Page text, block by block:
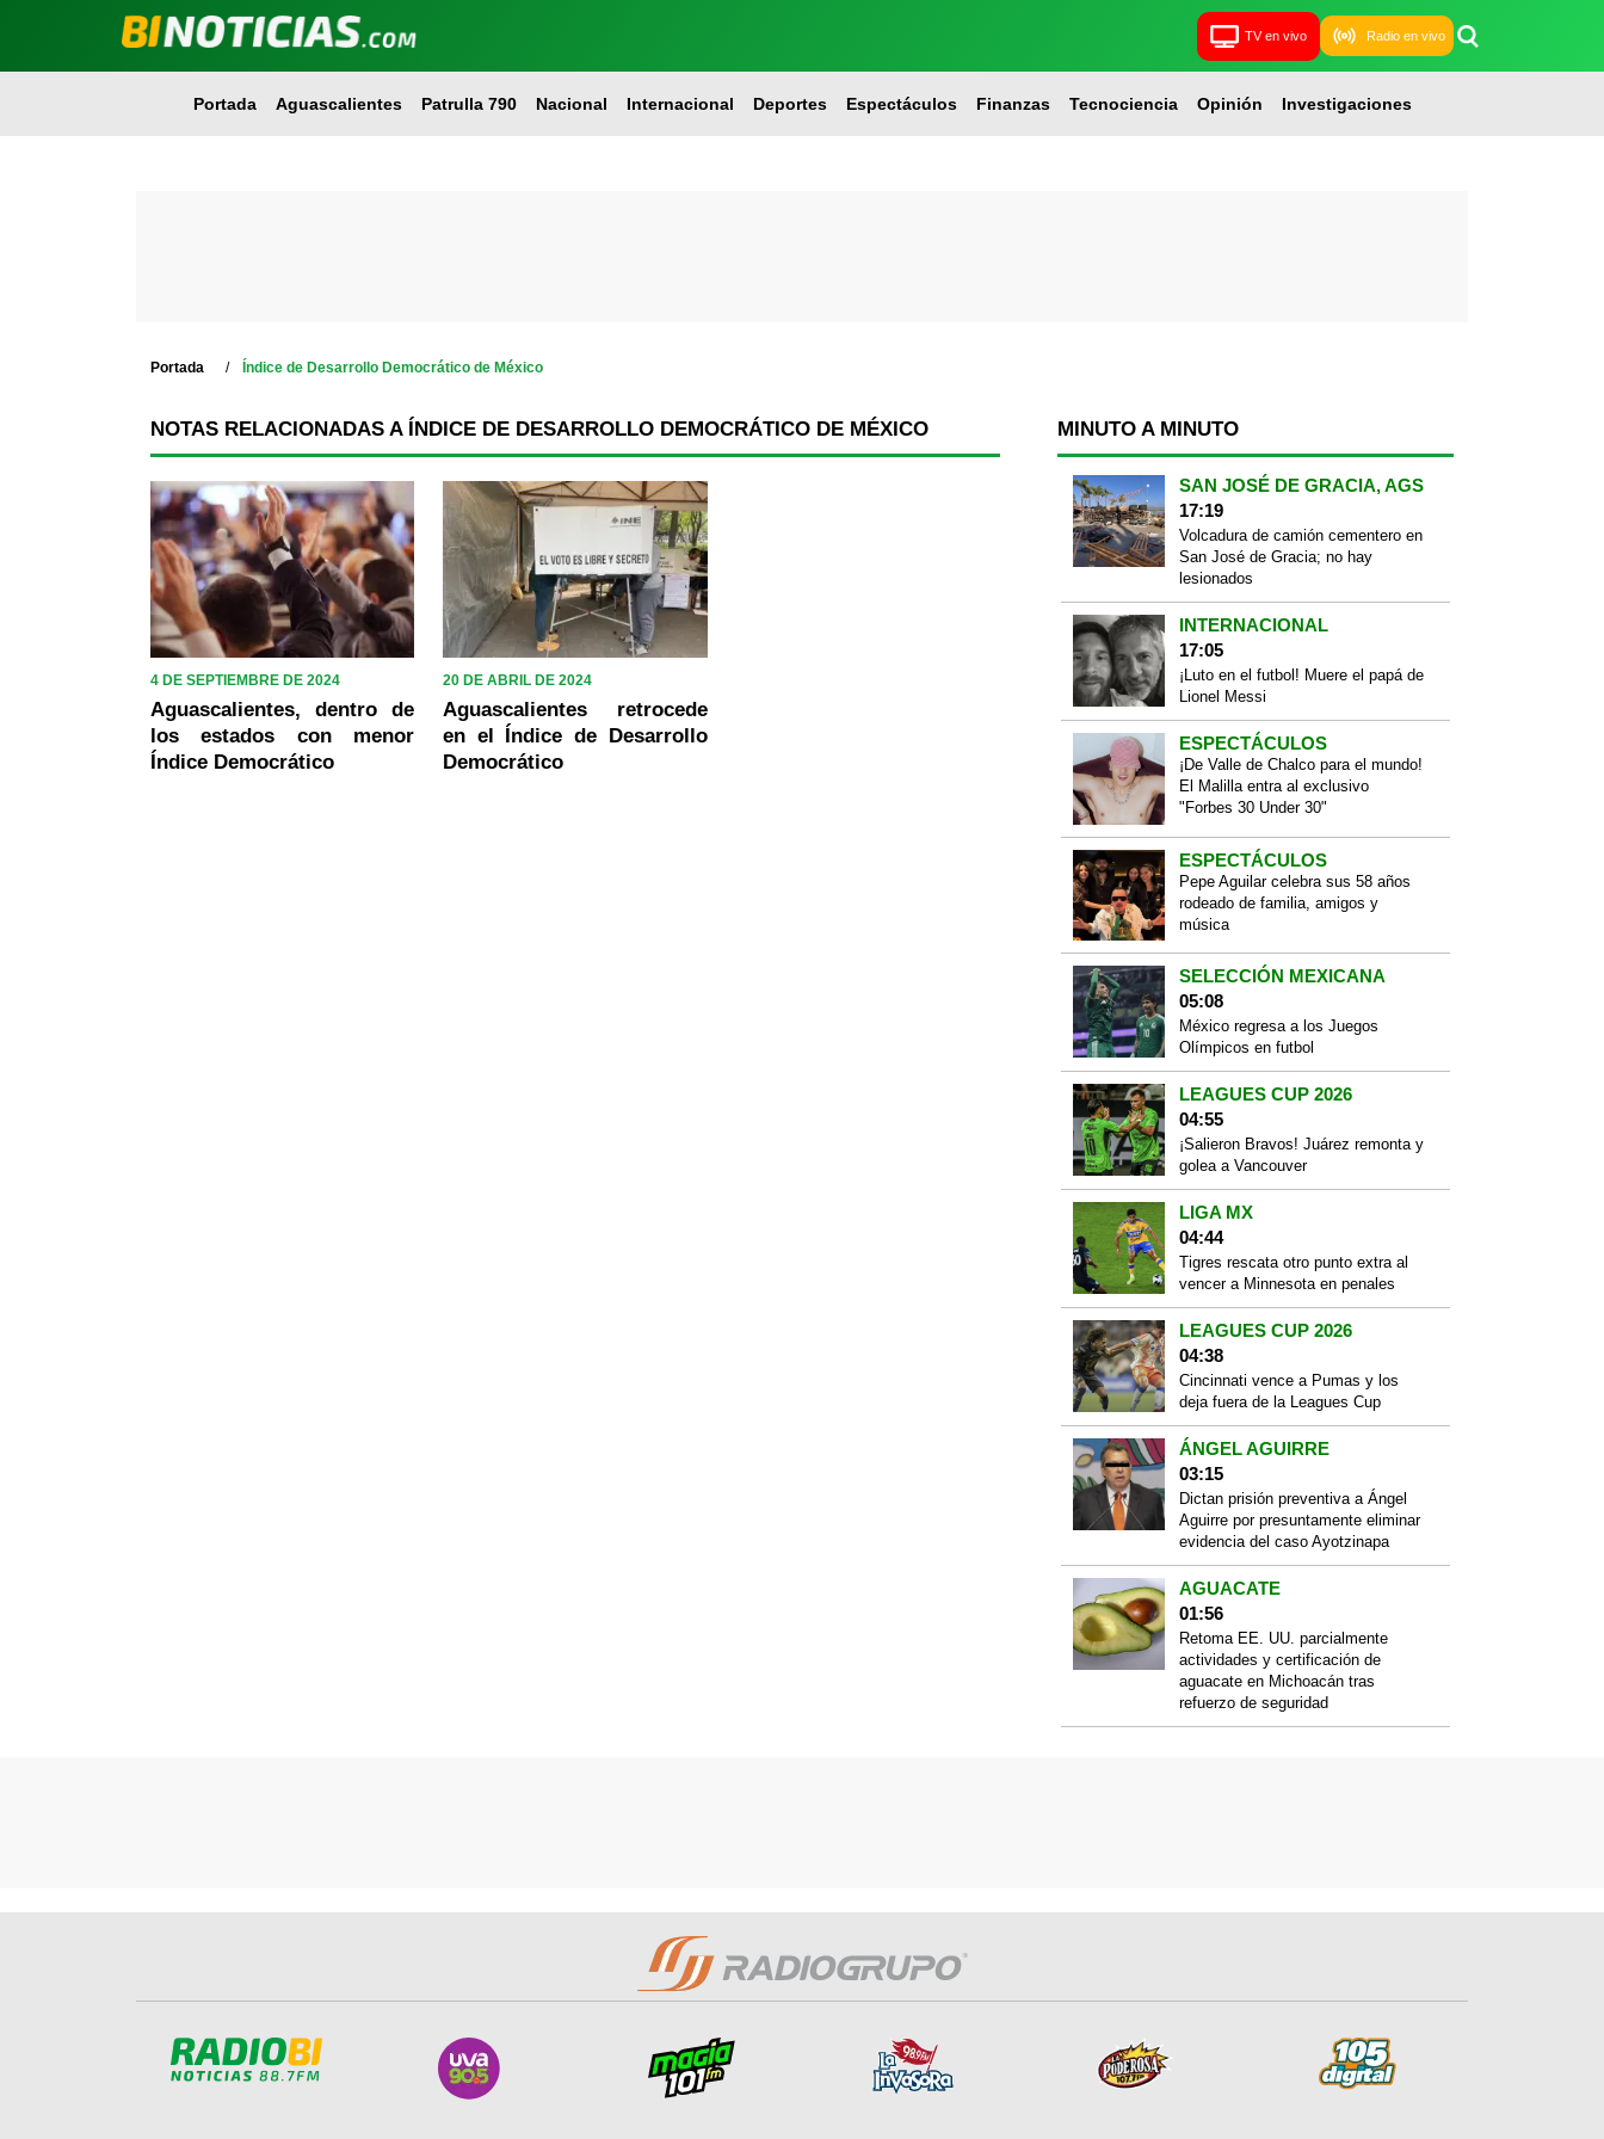
TV en vivo Radio en vivo
Portada Aguascalientes Patrulla 790 Nacional Internacional Deportes Espectáculos Finanzas Tecnociencia Opinión Investigaciones
Portada Índice de Desarrollo Democrático de México
NOTAS RELACIONADAS A ÍNDICE DE DESARROLLO DEMOCRÁTICO DE MÉXICO
4 DE SEPTIEMBRE DE 2024
Aguascalientes, dentro de
los estados con menor
Índice Democrático
20 DE ABRIL DE 2024
Aguascalientes retrocede
en el Índice de Desarrollo
Democrático
MINUTO A MINUTO
SAN JOSÉ DE GRACIA, AGS
17:19
Volcadura de camión cementero en
San José de Gracia; no hay
lesionados
INTERNACIONAL
17:05
¡Luto en el futbol! Muere el papá de
Lionel Messi
ESPECTÁCULOS
¡De Valle de Chalco para el mundo!
El Malilla entra al exclusivo
"Forbes 30 Under 30"
ESPECTÁCULOS
Pepe Aguilar celebra sus 58 años
rodeado de familia, amigos y
música
SELECCIÓN MEXICANA
05:08
México regresa a los Juegos
Olímpicos en futbol
LEAGUES CUP 2026
04:55
¡Salieron Bravos! Juárez remonta y
golea a Vancouver
LIGA MX
04:44
Tigres rescata otro punto extra al
vencer a Minnesota en penales
LEAGUES CUP 2026
04:38
Cincinnati vence a Pumas y los
deja fuera de la Leagues Cup
ÁNGEL AGUIRRE
03:15
Dictan prisión preventiva a Ángel
Aguirre por presuntamente eliminar
evidencia del caso Ayotzinapa
AGUACATE
01:56
Retoma EE. UU. parcialmente
actividades y certificación de
aguacate en Michoacán tras
refuerzo de seguridad